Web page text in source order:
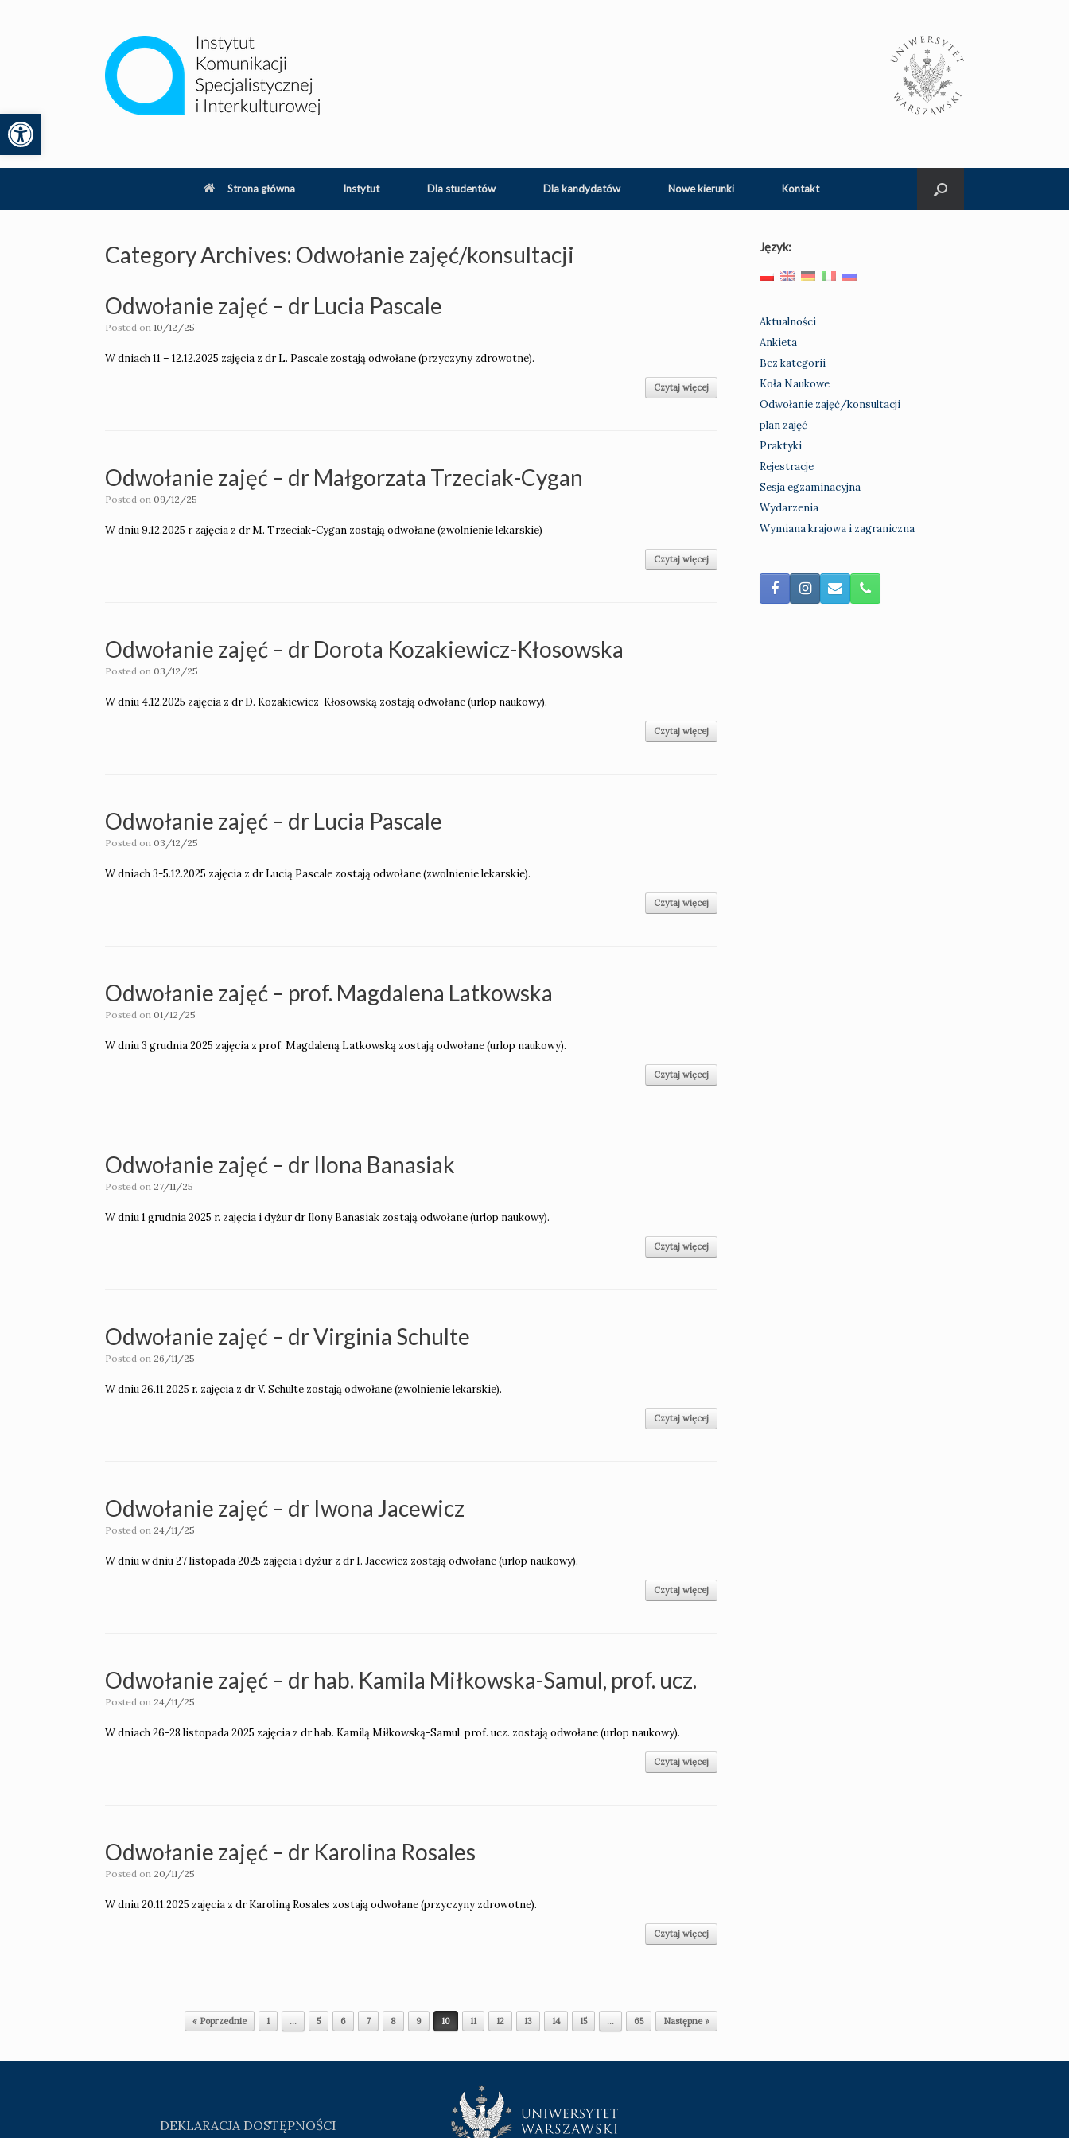
Otwórz pasek narzędzi
Strona główna Instytut Dla studentów Dla kandydatów Nowe kierunki Kontakt
Category Archives: Odwołanie zajęć/konsultacji
Odwołanie zajęć – dr Lucia Pascale
Posted on 10/12/25
W dniach 11 – 12.12.2025 zajęcia z dr L. Pascale zostają odwołane (przyczyny zdrowotne).
Czytaj więcej
Odwołanie zajęć – dr Małgorzata Trzeciak-Cygan
Posted on 09/12/25
W dniu 9.12.2025 r zajęcia z dr M. Trzeciak-Cygan zostają odwołane (zwolnienie lekarskie)
Czytaj więcej
Odwołanie zajęć – dr Dorota Kozakiewicz-Kłosowska
Posted on 03/12/25
W dniu 4.12.2025 zajęcia z dr D. Kozakiewicz-Kłosowską zostają odwołane (urlop naukowy).
Czytaj więcej
Odwołanie zajęć – dr Lucia Pascale
Posted on 03/12/25
W dniach 3-5.12.2025 zajęcia z dr Lucią Pascale zostają odwołane (zwolnienie lekarskie).
Czytaj więcej
Odwołanie zajęć – prof. Magdalena Latkowska
Posted on 01/12/25
W dniu 3 grudnia 2025 zajęcia z prof. Magdaleną Latkowską zostają odwołane (urlop naukowy).
Czytaj więcej
Odwołanie zajęć – dr Ilona Banasiak
Posted on 27/11/25
W dniu 1 grudnia 2025 r. zajęcia i dyżur dr Ilony Banasiak zostają odwołane (urlop naukowy).
Czytaj więcej
Odwołanie zajęć – dr Virginia Schulte
Posted on 26/11/25
W dniu 26.11.2025 r. zajęcia z dr V. Schulte zostają odwołane (zwolnienie lekarskie).
Czytaj więcej
Odwołanie zajęć – dr Iwona Jacewicz
Posted on 24/11/25
W dniu w dniu 27 listopada 2025 zajęcia i dyżur z dr I. Jacewicz zostają odwołane (urlop naukowy).
Czytaj więcej
Odwołanie zajęć – dr hab. Kamila Miłkowska-Samul, prof. ucz.
Posted on 24/11/25
W dniach 26-28 listopada 2025 zajęcia z dr hab. Kamilą Miłkowską-Samul, prof. ucz. zostają odwołane (urlop naukowy).
Czytaj więcej
Odwołanie zajęć – dr Karolina Rosales
Posted on 20/11/25
W dniu 20.11.2025 zajęcia z dr Karoliną Rosales zostają odwołane (przyczyny zdrowotne).
Czytaj więcej
« Poprzednie 1 … 5 6 7 8 9 10 11 12 13 14 15 … 65 Następne »
Język:
Aktualności
Ankieta
Bez kategorii
Koła Naukowe
Odwołanie zajęć/konsultacji
plan zajęć
Praktyki
Rejestracje
Sesja egzaminacyjna
Wydarzenia
Wymiana krajowa i zagraniczna
DEKLARACJA DOSTĘPNOŚCI